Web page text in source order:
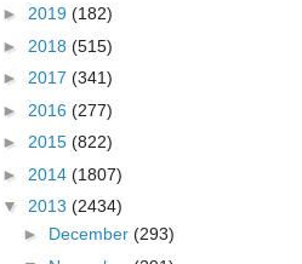
► 2019 (182)
► 2018 (515)
► 2017 (341)
► 2016 (277)
► 2015 (822)
► 2014 (1807)
▼ 2013 (2434)
► December (293)